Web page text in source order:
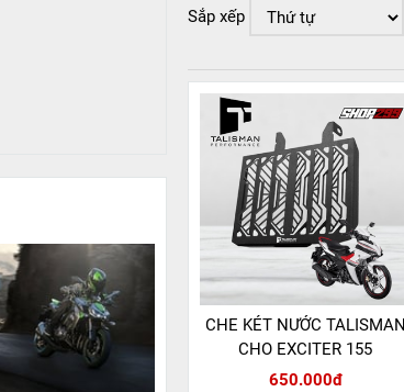
Sắp xếp
CHE KÉT NƯỚC TALISMAN
CHO EXCITER 155
650.000đ